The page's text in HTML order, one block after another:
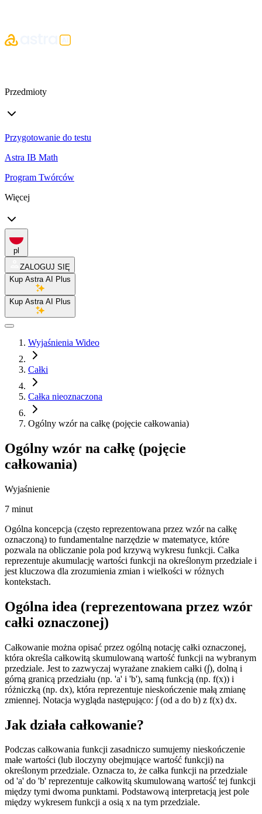
Przedmioty
Przygotowanie do testu
Astra IB Math
Program Twórców
Więcej
pl
ZALOGUJ SIĘ
Kup Astra AI Plus
Kup Astra AI Plus
Wyjaśnienia Wideo
Całki
Całka nieoznaczona
Ogólny wzór na całkę (pojęcie całkowania)
Ogólny wzór na całkę (pojęcie
całkowania)
Wyjaśnienie
7 minut
Ogólna koncepcja (często reprezentowana przez wzór na całkę
oznaczoną) to fundamentalne narzędzie w matematyce, które
pozwala na obliczanie pola pod krzywą wykresu funkcji. Całka
reprezentuje akumulację wartości funkcji na określonym przedziale i
jest kluczowa dla zrozumienia zmian i wielkości w różnych
kontekstach.
Ogólna idea (reprezentowana przez wzór
całki oznaczonej)
Całkowanie można opisać przez ogólną notację całki oznaczonej,
która określa całkowitą skumulowaną wartość funkcji na wybranym
przedziale. Jest to zazwyczaj wyrażane znakiem całki (∫), dolną i
górną granicą przedziału (np. 'a' i 'b'), samą funkcją (np. f(x)) i
różniczką (np. dx), która reprezentuje nieskończenie małą zmianę
zmiennej. Notacja wygląda następująco: ∫ (od a do b) z f(x) dx.
Jak działa całkowanie?
Podczas całkowania funkcji zasadniczo sumujemy nieskończenie
małe wartości (lub iloczyny obejmujące wartość funkcji) na
określonym przedziale. Oznacza to, że całka funkcji na przedziale
od 'a' do 'b' reprezentuje całkowitą skumulowaną wartość tej funkcji
między tymi dwoma punktami. Podstawową interpretacją jest pole
między wykresem funkcji a osią x na tym przedziale.